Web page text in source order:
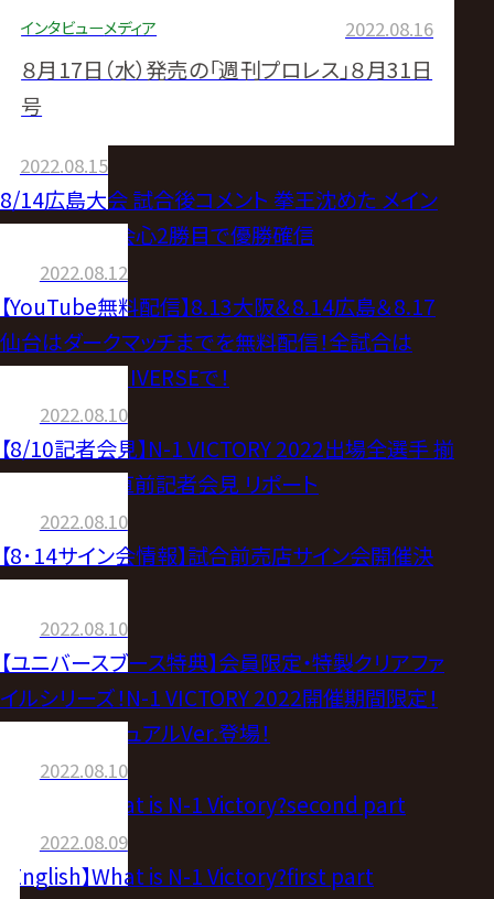
インタビューメディア 2022.08.16
８月17日（水）発売の「週刊プロレス」８月31日
号
2022.08.15
8/14広島大会 試合後コメント 拳王沈めた メイン
激勝・田中が会心2勝目で優勝確信
2022.08.12
【YouTube無料配信】8.13大阪＆8.14広島＆8.17
仙台はダークマッチまでを無料配信！全試合は
WRESTLE UNIVERSEで！
2022.08.10
【8/10記者会見】N-1 VICTORY 2022出場全選手 揃
い踏み！開幕直前記者会見 リポート
2022.08.10
【8･14サイン会情報】試合前売店サイン会開催決
2022.08.10
【ユニバースブース特典】会員限定・特製クリアファ
イルシリーズ！N-1 VICTORY 2022開催期間限定！
全16選手ビジュアルVer.登場！
2022.08.10
【English】What is N-1 Victory?second part
2022.08.09
【English】What is N-1 Victory?first part